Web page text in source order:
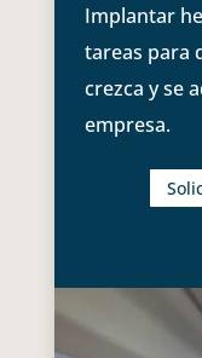
Implantar
tareas para
crezca y se
empresa.